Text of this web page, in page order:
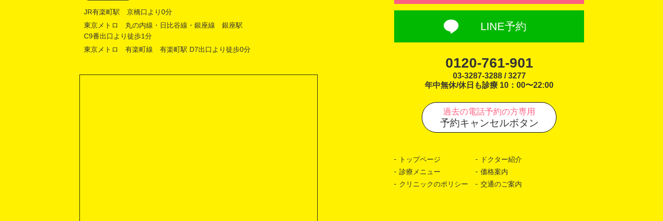
JR有楽町駅 京橋口より0分
東京メトロ 丸の内線・日比谷線・銀座線 銀座駅
C9番出口より徒歩1分
東京メトロ 有楽町線 有楽町駅 D7出口より徒歩0分
LINE予約
0120-761-901
03-3287-3288 / 3277
年中無休/休日も診療 10：00〜22:00
過去の電話予約の方専用
予約キャンセルボタン
トップページ
ドクター紹介
診療メニュー
価格案内
クリニックのポリシー
交通のご案内